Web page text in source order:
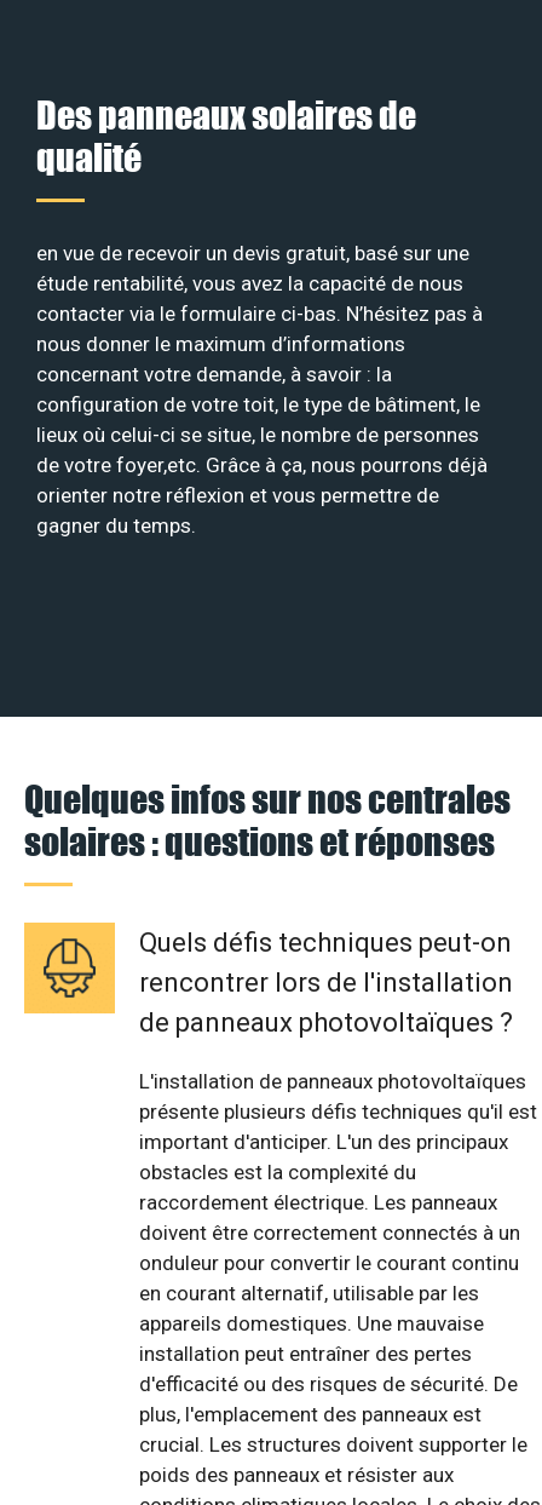
Des panneaux solaires de
qualité
en vue de recevoir un devis gratuit, basé sur une
étude rentabilité, vous avez la capacité de nous
contacter via le formulaire ci-bas. N’hésitez pas à
nous donner le maximum d’informations
concernant votre demande, à savoir : la
configuration de votre toit, le type de bâtiment, le
lieux où celui-ci se situe, le nombre de personnes
de votre foyer,etc. Grâce à ça, nous pourrons déjà
orienter notre réflexion et vous permettre de
gagner du temps.
Quelques infos sur nos centrales
solaires : questions et réponses
Quels défis techniques peut-on
rencontrer lors de l'installation
de panneaux photovoltaïques ?
L'installation de panneaux photovoltaïques
présente plusieurs défis techniques qu'il est
important d'anticiper. L'un des principaux
obstacles est la complexité du
raccordement électrique. Les panneaux
doivent être correctement connectés à un
onduleur pour convertir le courant continu
en courant alternatif, utilisable par les
appareils domestiques. Une mauvaise
installation peut entraîner des pertes
d'efficacité ou des risques de sécurité. De
plus, l'emplacement des panneaux est
crucial. Les structures doivent supporter le
poids des panneaux et résister aux